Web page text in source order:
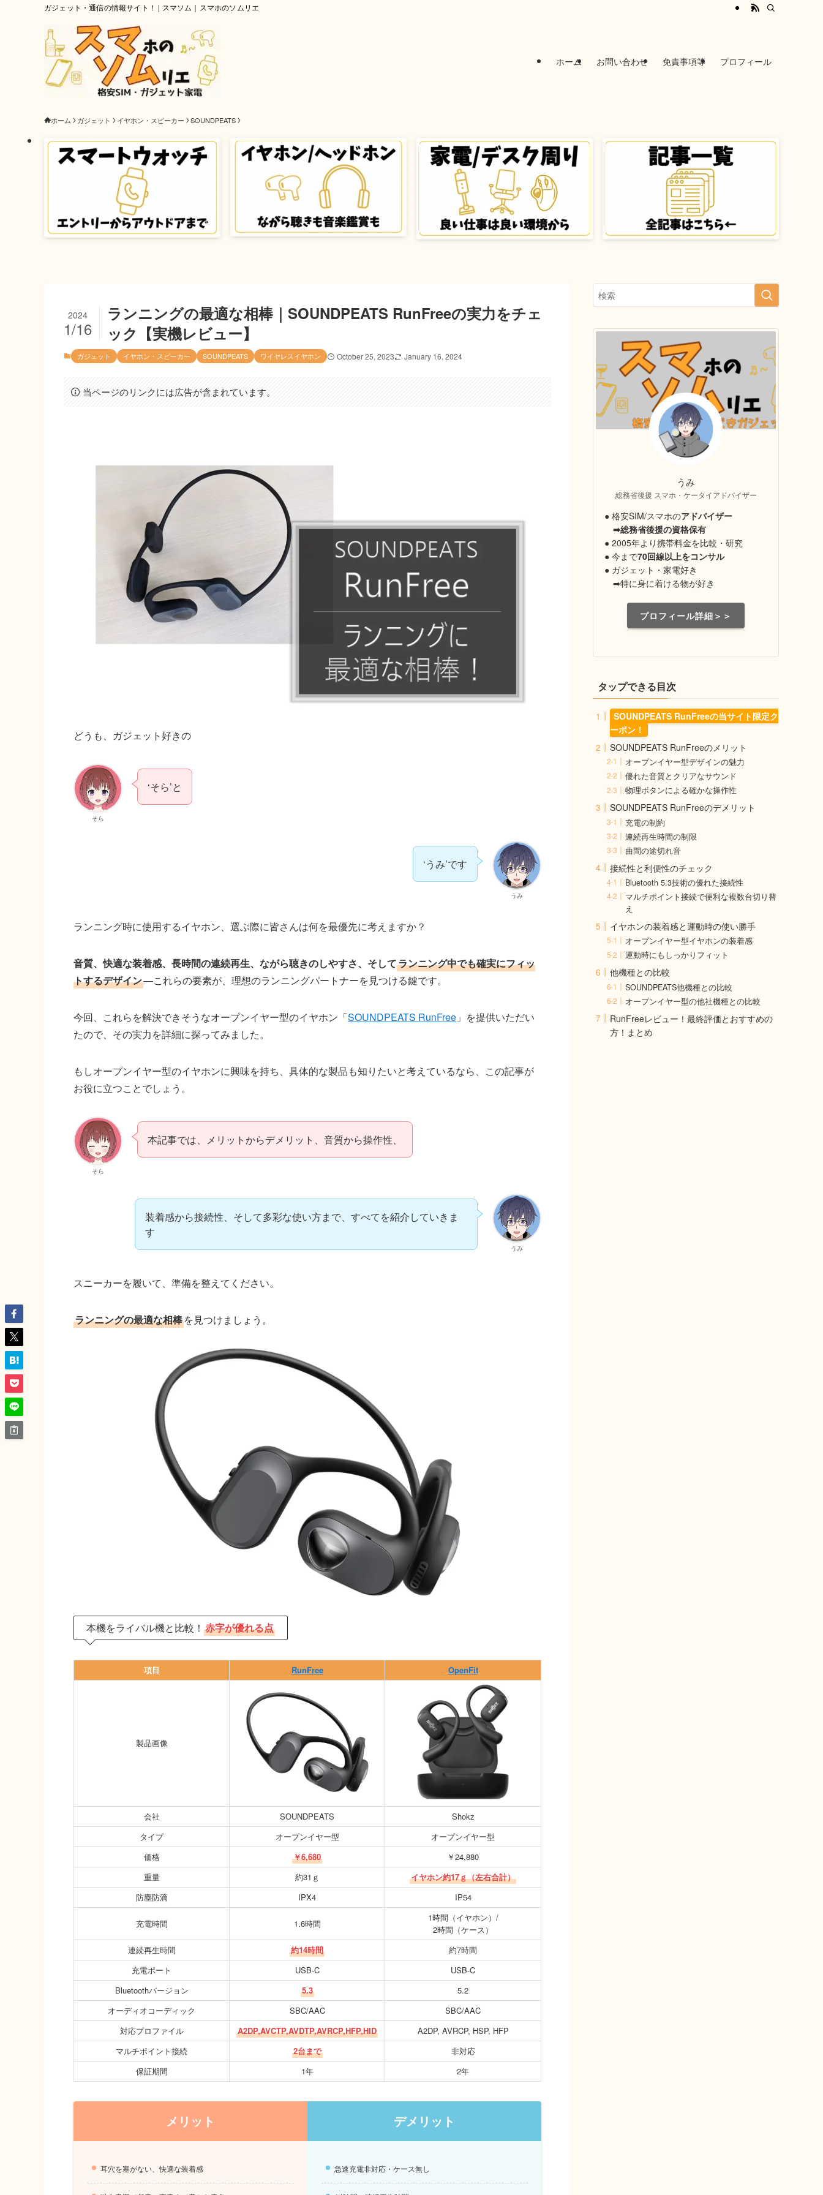
ガジェット・通信の情報サイト！ | スマソム｜スマホのソムリエ
ホーム お問い合わせ 免責事項等 プロフィール
ホーム ガジェット イヤホン・スピーカー SOUNDPEATS
ランニングの最適な相棒｜SOUNDPEATS RunFreeの実力をチェ
ック【実機レビュー】
2024
1/16
ガジェット イヤホン・スピーカー SOUNDPEATS ワイヤレスイヤホン October 25, 2023 January 16, 2024
当ページのリンクには広告が含まれています。
どうも、ガジェット好きの
そら
‘そら’と
うみ
‘うみ’です
ランニング時に使用するイヤホン、選ぶ際に皆さんは何を最優先に考えますか？
音質、快適な装着感、長時間の連続再生、ながら聴きのしやすさ、そしてランニング中でも確実にフィッ
トするデザイン―これらの要素が、理想のランニングパートナーを見つける鍵です。
今回、これらを解決できそうなオープンイヤー型のイヤホン「SOUNDPEATS RunFree 」を提供いただい
たので、その実力を詳細に探ってみました。
もしオープンイヤー型のイヤホンに興味を持ち、具体的な製品も知りたいと考えているなら、この記事が
お役に立つことでしょう。
そら
本記事では、メリットからデメリット、音質から操作性、
うみ
装着感から接続性、そして多彩な使い方まで、すべてを紹介していきま
す
スニーカーを履いて、準備を整えてください。
ランニングの最適な相棒を見つけましょう。
本機をライバル機と比較！ 赤字が優れる点
項目 RunFree OpenFit
製品画像
会社 SOUNDPEATS
Shokz
タイプ
オープンイヤー型
オープンイヤー型
価格
￥6,680
￥24,880
重量
約31ｇ
イヤホン約17ｇ（左右合計）
防塵防滴
IPX4 IP54
充電時間 1.6時間
1時間（イヤホン）/
2時間（ケース）
連続再生時間
約14時間
約7時間
充電ポート
USB-C
USB-C
Bluetoothバージョン
5.3
5.2
オーディオコーディック
SBC/AAC
SBC/AAC
対応プロファイル
A2DP,AVCTP,AVDTP,AVRCP,HFP,HID
A2DP, AVRCP, HSP, HFP
マルチポイント接続
2台まで
非対応
保証期間
1年 2年
メリット
耳穴を塞がない、快適な装着感
デメリット
急速充電非対応・ケース無し
うみ
総務省後援 スマホ・ケータイアドバイザー
● 格安SIM/スマホのアドバイザー
➡総務省後援の資格保有
● 2005年より携帯料金を比較・研究
● 今まで70回線以上をコンサル
● ガジェット・家電好き
➡特に身に着ける物が好き
プロフィール詳細＞＞
タップできる目次
SOUNDPEATS RunFreeの当サイト限定ク
ーポン！
SOUNDPEATS RunFreeのメリット
オープンイヤー型デザインの魅力
優れた音質とクリアなサウンド
物理ボタンによる確かな操作性
SOUNDPEATS RunFreeのデメリット
充電の制約
連続再生時間の制限
曲間の途切れ音
接続性と利便性のチェック
Bluetooth 5.3技術の優れた接続性
マルチポイント接続で便利な複数台切り替
え
イヤホンの装着感と運動時の使い勝手
オープンイヤー型イヤホンの装着感
運動時にもしっかりフィット
他機種との比較
SOUNDPEATS他機種との比較
オープンイヤー型の他社機種との比較
RunFreeレビュー！最終評価とおすすめの
方！まとめ